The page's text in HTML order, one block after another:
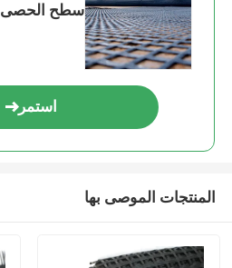
سطح الحصى
استمر
المنتجات الموصى بها